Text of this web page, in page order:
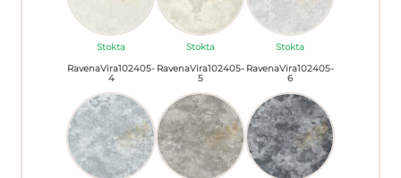
Stokta Stokta
Stokta
RavenaVira102405-
4
RavenaVira102405-
5
RavenaVira102405-
6